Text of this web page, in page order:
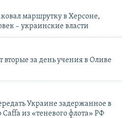
маршрутку в Херсоне,
– украинские власти
за день учения в Оливе
Украине задержанное в
Caffa из «теневого флота» РФ